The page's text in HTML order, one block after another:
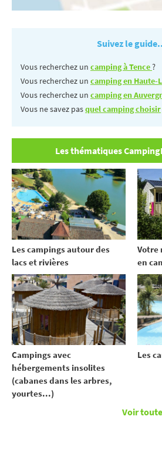
Suivez le
Vous recherchez un camping à Tence?
Vous recherchez un camping en Haute-
Vous recherchez un camping en
Vous ne savez pasquel camping choisir
Les thématiques
Les campings autour des
lacs et rivières
Votre
en
Campings avec
hébergements insolites
(cabanes dans les arbres,
yourtes...)
Les
Voir